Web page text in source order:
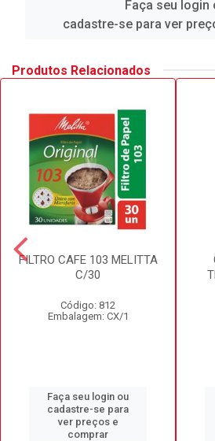
Faça seu login
cadastre-se para ver
Produtos Relacionados
FILTRO CAFE 103 MELITTA
C/30
Código: 812
Embalagem: CX/1
Faça seu login ou
cadastre-se para
ver preços e
comprar